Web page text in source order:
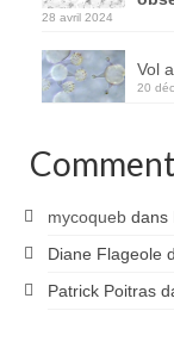
28 avril 2024
Vol
20
mycoqueb dans
Diane Flageole
Patrick Poitras